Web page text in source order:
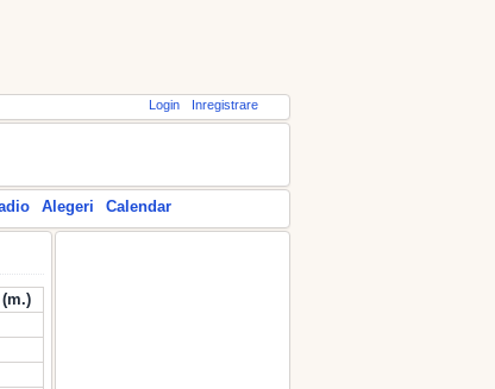
Login Inregistrare
Alegeri Calendar